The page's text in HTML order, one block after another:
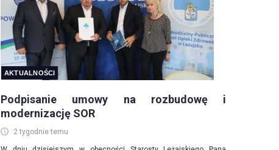
AKTUALNOŚCI
Podpisanie umowy na rozbudowę i
modernizację SOR
2 tygodnie temu